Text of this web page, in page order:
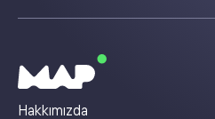
Hakkımızda